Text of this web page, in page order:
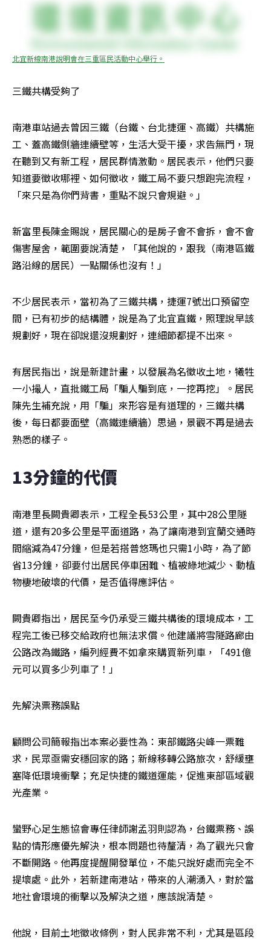
北宜新線南港說明會在三重區民活動中心舉行。
三鐵共構受夠了
南港車站過去曾因三鐵（台鐵、台北捷運、高鐵）共構施
工、蓋高鐵側牆連續壁等，生活大受干擾，求告無門，現
在聽到又有新工程，居民群情激動。居民表示，他們只要
知道要徵收哪裡、如何徵收，鐵工局不要只想跑完流程，
「來只是為你們背書，重點不說只會規避。」
新富里長陳金賜說，居民關心的是房子會不會拆，會不會
傷害屋舍，範圍要說清楚，「其他說的，跟我（南港區鐵
路沿線的居民）一點關係也沒有！」
不少居民表示，當初為了三鐵共構，捷運7號出口預留空
間，已有初步的結構體，說是為了北宜直鐵，照理說早該
規劃好，現在卻說還沒規劃好，連細節都提不出來。
有居民指出，說是新建計畫，以發展為名徵收土地，犧牲
一小撮人，直批鐵工局「騙人騙到底，一挖再挖」。居民
陳先生補充說，用「騙」來形容是有道理的，三鐵共構
後，每日都要面壁（高鐵連續牆）思過，景觀不再是過去
熟悉的樣子。
13分鐘的代價
南港里長闕貴卿表示，工程全長53公里，其中28公里隧
道，還有20多公里是平面道路，為了讓南港到宜蘭交通時
間縮減為47分鐘，但是若搭普悠瑪也只需1小時，為了節
省13分鐘，卻要付出居民停車困難、植被綠地減少、動植
物棲地破壞的代價，是否值得應評估。
闕貴卿指出，居民至今仍承受三鐵共構後的環境成本，工
程完工後已移交給政府也無法求償。他建議將雪隧路廊由
公路改為鐵路，編列經費不如拿來購買新列車，「491億
元可以買多少列車了！」
先解決票務誤點
顧問公司簡報指出本案必要性為：東部鐵路尖峰一票難
求，民眾亟需安穩回家的路；新線移轉公路旅次，舒緩壅
塞降低環境衝擊；充足快捷的鐵道運能，促進東部區域觀
光產業。
蠻野心足生態協會專任律師謝孟羽則認為，台鐵票務、誤
點的情形應優先解決，根本問題也待釐清，為了觀光只會
不斷開路。他再度提醒開發單位，不能只說好處而完全不
提壞處。此外，若新建南港站，帶來的人潮湧入，對於當
地社會環境的衝擊以及解決之道，應該說清楚。
他說，目前土地徵收條例，對人民非常不利，尤其是區段